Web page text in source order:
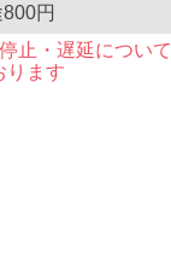
円
止・遅延について
ります